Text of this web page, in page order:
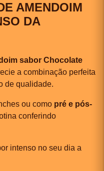
AMENDOIM
DA
sabor Chocolate
a combinação perfeita
de qualidade.
ou como pré e pós-
conferindo
intenso no seu dia a